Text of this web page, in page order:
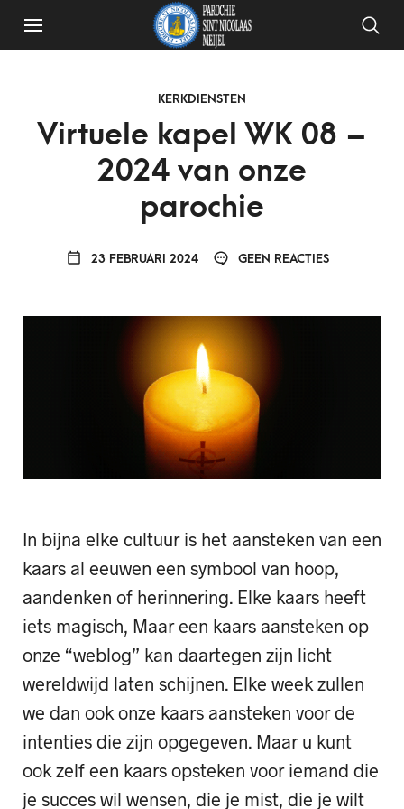
KERKDIENSTEN
Virtuele kapel WK 08 –
2024 van onze
parochie
23 FEBRUARI 2024 GEEN REACTIES
In bijna elke cultuur is het aansteken van een
kaars al eeuwen een symbool van hoop,
aandenken of herinnering. Elke kaars heeft
iets magisch, Maar een kaars aansteken op
onze “weblog” kan daartegen zijn licht
wereldwijd laten schijnen. Elke week zullen
we dan ook onze kaars aansteken voor de
intenties die zijn opgegeven. Maar u kunt
ook zelf een kaars opsteken voor iemand die
je succes wil wensen, die je mist, die je wilt